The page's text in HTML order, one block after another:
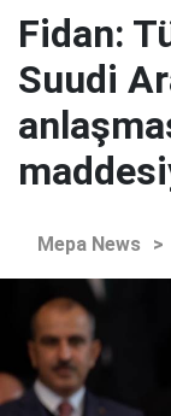
Fidan:
Suudi
Mepa News >